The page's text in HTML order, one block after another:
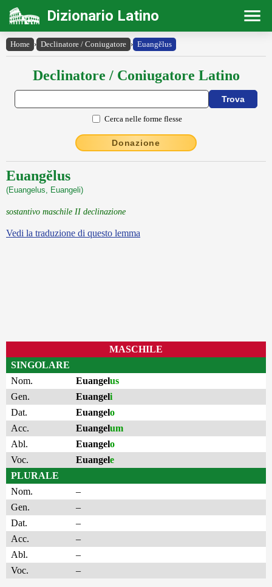
Dizionario Latino
Home › Declinatore / Coniugatore › Euangĕlus
Declinatore / Coniugatore Latino
Cerca nelle forme flesse
Donazione
Euangĕlus
(Euangelus, Euangeli)
sostantivo maschile II declinazione
Vedi la traduzione di questo lemma
MASCHILE
SINGOLARE
Nom.
Euangelus
Gen.
Euangeli
Dat.
Euangelo
Acc.
Euangelum
Abl.
Euangelo
Voc.
Euangele
PLURALE
Nom.
–
Gen.
–
Dat.
–
Acc.
–
Abl.
–
Voc.
–